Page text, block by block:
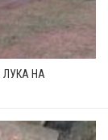
ЛУКА НА